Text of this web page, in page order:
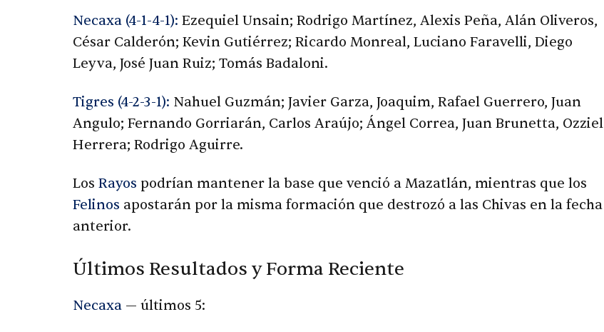
Necaxa (4-1-4-1): Ezequiel Unsain; Rodrigo Martínez, Alexis Peña, Alán Oliveros,
César Calderón; Kevin Gutiérrez; Ricardo Monreal, Luciano Faravelli, Diego
Leyva, José Juan Ruiz; Tomás Badaloni.
Tigres (4-2-3-1): Nahuel Guzmán; Javier Garza, Joaquim, Rafael Guerrero, Juan
Angulo; Fernando Gorriarán, Carlos Araújo; Ángel Correa, Juan Brunetta, Ozziel
Herrera; Rodrigo Aguirre.
Los Rayos podrían mantener la base que venció a Mazatlán, mientras que los
Felinos apostarán por la misma formación que destrozó a las Chivas en la fecha
anterior.
Últimos Resultados y Forma Reciente
Necaxa — últimos 5: